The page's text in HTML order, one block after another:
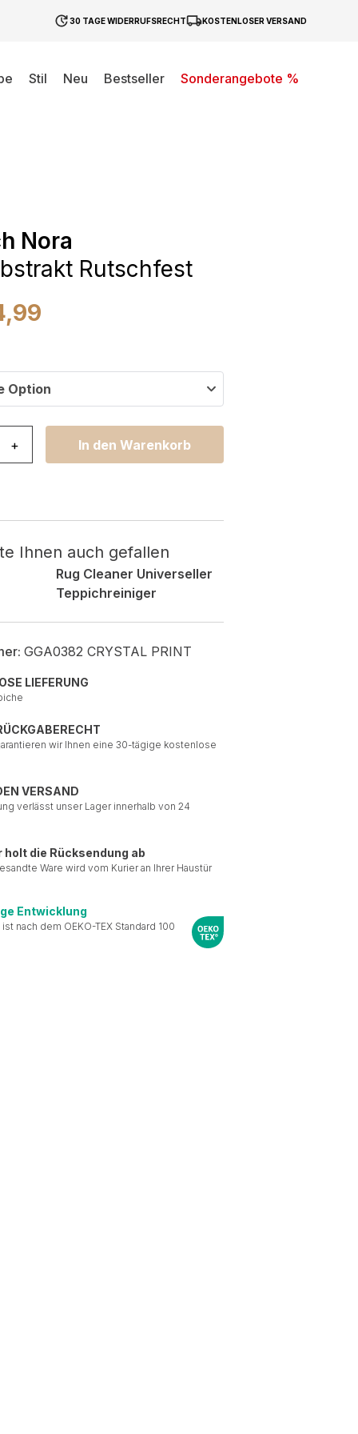
30 TAGE WIDERRUFSRECHT KOSTENLOSER VERSAND
Stil Neu Bestseller
Sonderangebote %
Nora
Rutschfest
Option
+ In den Warenkorb
Ihnen auch gefallen
Rug Cleaner Universeller
Teppichreiniger
GGA0382 CRYSTAL PRINT
LIEFERUNG
wir Ihnen eine 30-tägige kostenlose
VERSAND
verlässt unser Lager innerhalb von 24
holt die Rücksendung ab
Ware wird vom Kurier an Ihrer Haustür
Entwicklung
nach dem OEKO-TEX Standard 100